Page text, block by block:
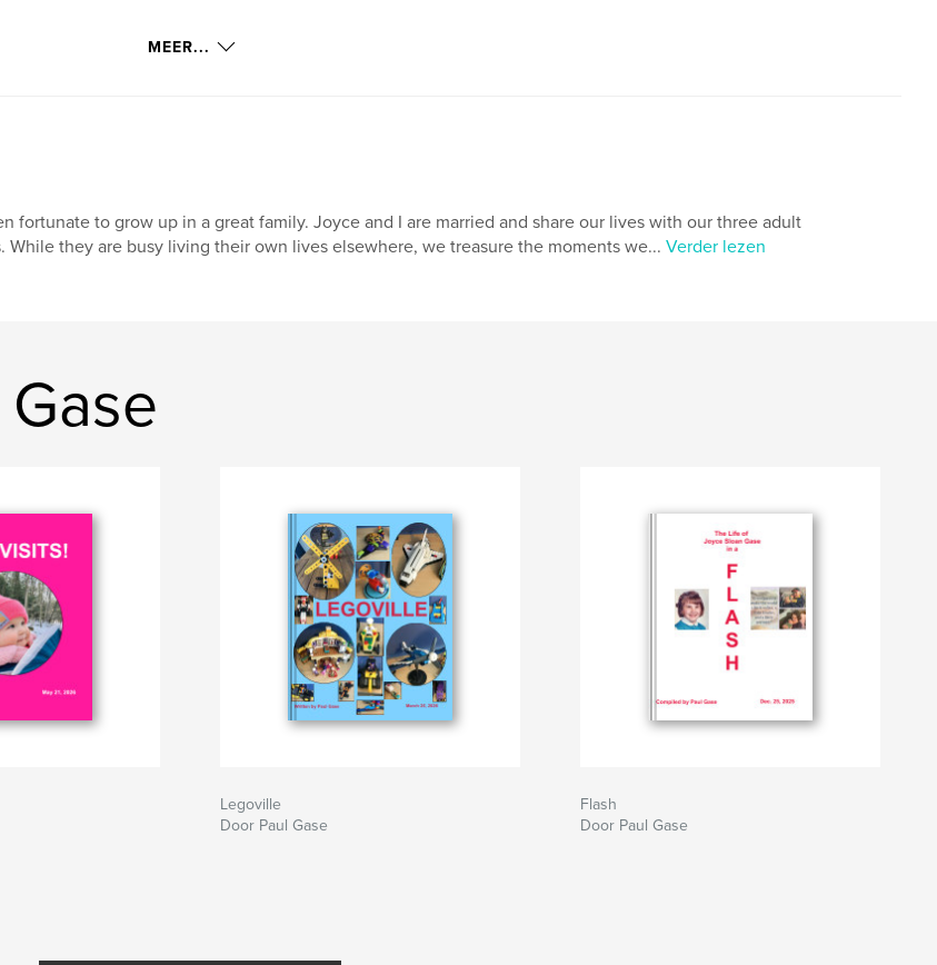
MEER...
fortunate to grow up in a great family. Joyce and I are married and share our lives with our three adult
While they are busy living their own lives elsewhere, we treasure the moments we... Verder lezen
Legoville
Door Paul Gase
Flash
Door Paul Gase